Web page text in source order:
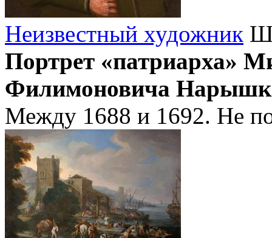
Неизвестный художник
Портрет «патриарха»
Филимоновича
Между 1688 и 1692. Не